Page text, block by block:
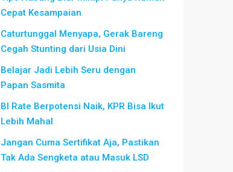
Cepat Kesampaian
Caturtunggal Menyapa, Gerak Bareng
Cegah Stunting dari Usia Dini
Belajar Jadi Lebih Seru dengan
Papan Sasmita
BI Rate Berpotensi Naik, KPR Bisa Ikut
Lebih Mahal
Jangan Cuma Sertifikat Aja, Pastikan
Tak Ada Sengketa atau Masuk LSD